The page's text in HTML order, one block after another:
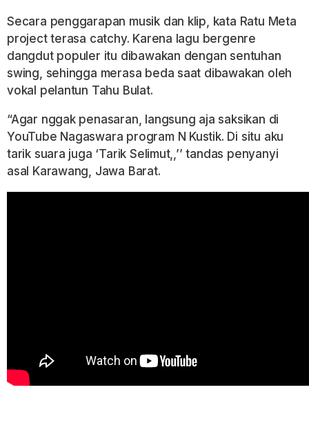
Secara penggarapan musik dan klip, kata Ratu Meta
project terasa catchy. Karena lagu bergenre
dangdut populer itu dibawakan dengan sentuhan
swing, sehingga merasa beda saat dibawakan oleh
vokal pelantun Tahu Bulat.
“Agar nggak penasaran, langsung aja saksikan di
YouTube Nagaswara program N Kustik. Di situ aku
tarik suara juga ‘Tarik Selimut,,’’ tandas penyanyi
asal Karawang, Jawa Barat.